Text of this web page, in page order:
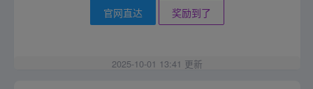
官网直达 奖励到了
2025-10-01 13:41 更新